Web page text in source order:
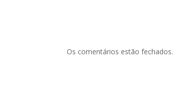
Os comentários estão fechados.